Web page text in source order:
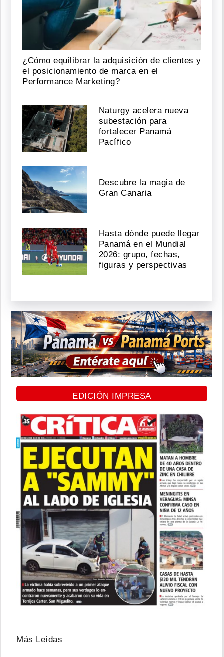
¿Cómo equilibrar la adquisición de clientes y
el posicionamiento de marca en el
Performance Marketing?
Naturgy acelera nueva
subestación para
fortalecer Panamá
Pacífico
Descubre la magia de
Gran Canaria
Hasta dónde puede llegar
Panamá en el Mundial
2026: grupo, fechas,
figuras y perspectivas
EDICIÓN IMPRESA
Más Leídas